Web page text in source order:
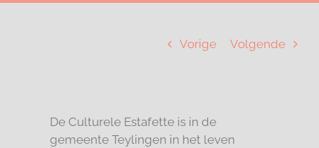
Vorige Volgende
De Culturele Estafette is in de
gemeente Teylingen in het leven